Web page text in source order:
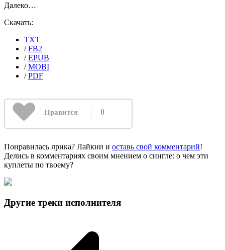
Далеко…
Скачать:
TXT
/FB2
/EPUB
/MOBI
/PDF
Нравится 0
Понравилась лрика? Лайкни и оставь свой комментарий!
Делись в комментариях своим мнением о сингле: о чем эти
куплеты по твоему?
Другие треки исполнителя